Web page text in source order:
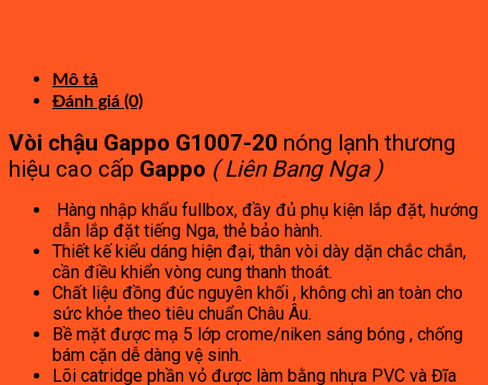
Mô tả
Đánh giá (0)
Vòi chậu Gappo G1007-20 nóng lạnh thương
hiệu cao cấp Gappo ( Liên Bang Nga )
Hàng nhập khẩu fullbox, đầy đủ phụ kiện lắp đặt, hướng
dẫn lắp đặt tiếng Nga, thẻ bảo hành.
Thiết kế kiểu dáng hiện đại, thân vòi dày dặn chắc chắn,
cần điều khiển vòng cung thanh thoát.
Chất liệu đồng đúc nguyên khối , không chì an toàn cho
sức khỏe theo tiêu chuẩn Châu Âu.
Bề mặt được mạ 5 lớp crome/niken sáng bóng , chống
bám cặn dễ dàng vệ sinh.
Lõi catridge phần vỏ được làm bằng nhựa PVC và Đĩa